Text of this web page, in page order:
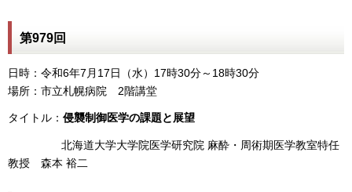
第979回
日時：令和6年7月17日（水）17時30分～18時30分
場所：市立札幌病院 2階講堂
タイトル： 侵襲制御医学の課題と展望
北海道大学大学院医学研究院 麻酔・周術期医学教室特任
教授 森本 裕二